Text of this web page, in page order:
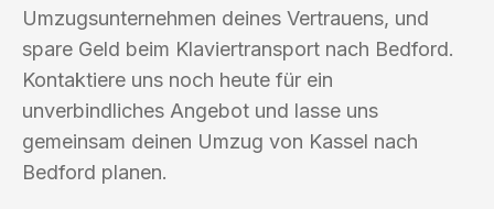
Umzugsunternehmen deines Vertrauens, und
spare Geld beim Klaviertransport nach Bedford.
Kontaktiere uns noch heute für ein
unverbindliches Angebot und lasse uns
gemeinsam deinen Umzug von Kassel nach
Bedford planen.